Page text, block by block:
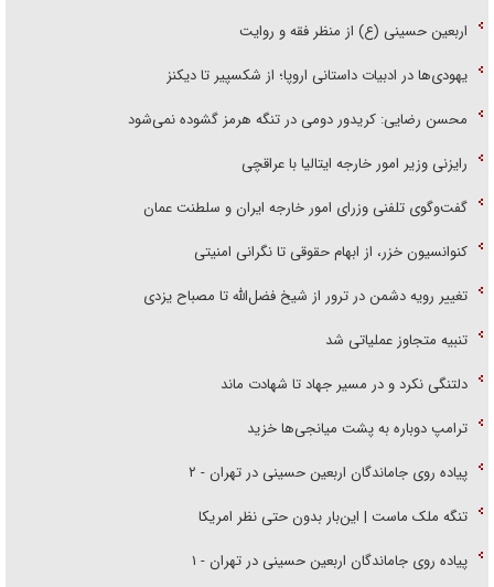
اربعین حسینی (ع) از منظر فقه و روایت
یهودی‌ها در ادبیات داستانی اروپا؛ از شکسپیر تا دیکنز
محسن رضایی: کریدور دومی در تنگه هرمز گشوده نمی‌شود
رایزنی وزیر امور خارجه ایتالیا با عراقچی
گفت‌وگوی تلفنی وزرای امور خارجه ایران و سلطنت عمان
کنوانسیون خزر، از ابهام حقوقی تا نگرانی امنیتی
تغییر رویه دشمن در ترور از شیخ فضل‌الله تا مصباح یزدی
تنبیه متجاوز عملیاتی شد
دلتنگی نکرد و در مسیر جهاد تا شهادت ماند
ترامپ دوباره به پشت میانجی‌ها خزید
پیاده روی جاماندگان اربعین حسینی در تهران - ۲
تنگه ملک ماست | این‌بار بدون حتی نظر امریکا
پیاده روی جاماندگان اربعین حسینی در تهران - ۱